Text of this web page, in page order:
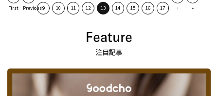
First Previous9 10 11 12 13 14 15 16 17 › »
Feature
注目記事